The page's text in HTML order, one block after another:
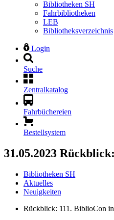
Bibliotheken SH
Fahrbibliotheken
LEB
Bibliotheksverzeichnis
Login
Suche
Zentralkatalog
Fahrbüchereien
Bestellsystem
31.05.2023
Bibliotheken SH
Aktuelles
Neuigkeiten
Rückblick: 111. BiblioCon